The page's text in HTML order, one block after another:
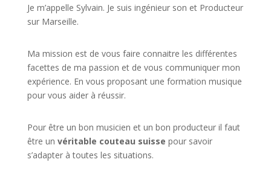
Je m’appelle Sylvain. Je suis ingénieur son et Producteur
sur Marseille.
Ma mission est de vous faire connaitre les différentes
facettes de ma passion et de vous communiquer mon
expérience. En vous proposant une formation musique
pour vous aider à réussir.
Pour être un bon musicien et un bon producteur il faut
être un véritable couteau suisse pour savoir
s’adapter à toutes les situations.